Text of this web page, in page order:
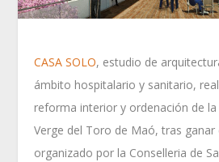
CASA SOLO, estudio de
ámbito hospitalario y sanitario,
reforma interior y ordenación de
Verge del Toro de Maó, tras ganar
organizado por la Conselleria de